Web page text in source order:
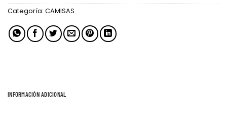
Categoría: CAMISAS
INFORMACIÓN ADICIONAL